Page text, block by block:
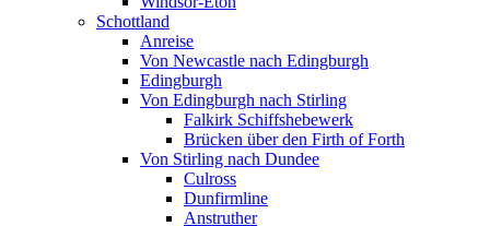
Schottland
Anreise
Von Newcastle nach Edingburgh
Edingburgh
Von Edingburgh nach Stirling
Falkirk Schiffshebewerk
Brücken über den Firth of Forth
Von Stirling nach Dundee
Culross
Dunfirmline
Anstruther